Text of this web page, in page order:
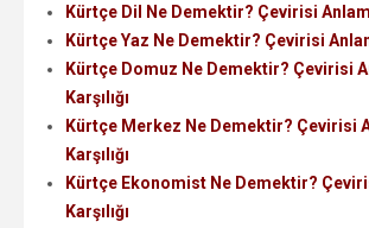
Kürtçe Dil Ne Demektir? Çevirisi Anlamı
Kürtçe Yaz Ne Demektir? Çevirisi
Kürtçe Domuz Ne Demektir? Çevirisi
Karşılığı
Kürtçe Merkez Ne Demektir? Çevirisi
Karşılığı
Kürtçe Ekonomist Ne Demektir?
Karşılığı